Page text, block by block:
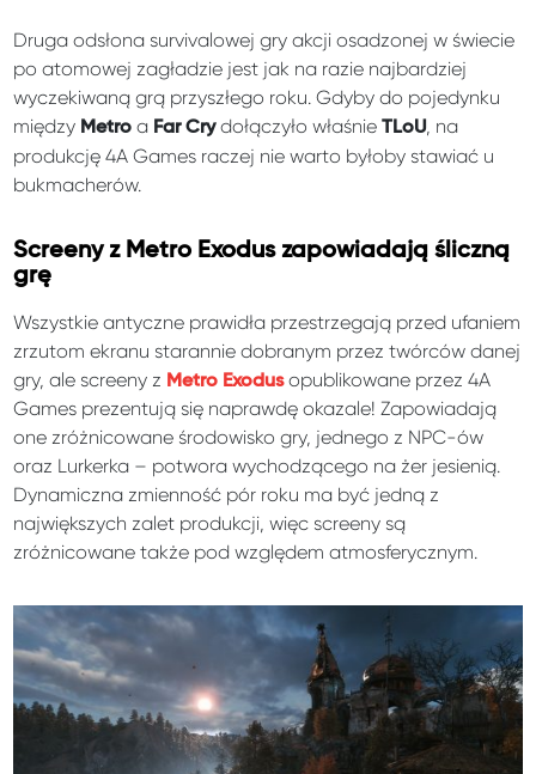
Druga odsłona survivalowej gry akcji osadzonej w świecie
po atomowej zagładzie jest jak na razie najbardziej
wyczekiwaną grą przyszłego roku. Gdyby do pojedynku
między Metroa Far Crydołączyło właśnieTLoU, na
produkcję 4A Games raczej nie warto byłoby stawiać u
bukmacherów.
Screeny z Metro Exodus zapowiadają śliczną
grę
Wszystkie antyczne prawidła przestrzegają przed ufaniem
zrzutom ekranu starannie dobranym przez twórców danej
gry, ale screeny z Metro Exodusopublikowane przez 4A
Games prezentują się naprawdę okazale! Zapowiadają
one zróżnicowane środowisko gry, jednego z NPC-ów
oraz Lurkerka – potwora wychodzącego na żer jesienią.
Dynamiczna zmienność pór roku ma być jedną z
największych zalet produkcji, więc screeny są
zróżnicowane także pod względem atmosferycznym.